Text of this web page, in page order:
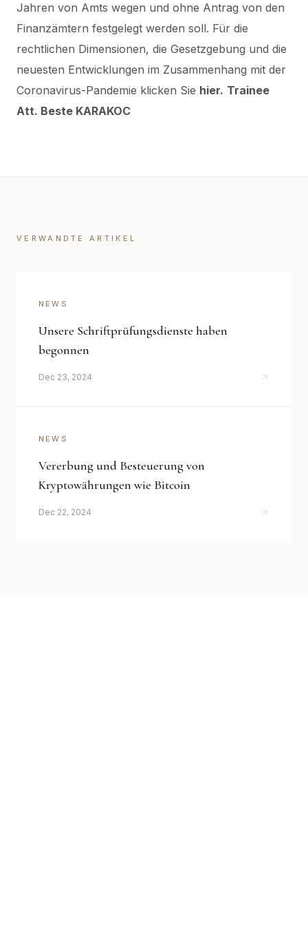
Jahren von Amts wegen und ohne Antrag von den
Finanzämtern festgelegt werden soll. Für die
rechtlichen Dimensionen, die Gesetzgebung und die
neuesten Entwicklungen im Zusammenhang mit der
Coronavirus-Pandemie klicken Sie hier. Trainee
Att. Beste KARAKOC
VERWANDTE ARTIKEL
NEWS
Unsere Schriftprüfungsdienste haben
begonnen
Dec 23, 2024
NEWS
Vererbung und Besteuerung von
Kryptowährungen wie Bitcoin
Dec 22, 2024